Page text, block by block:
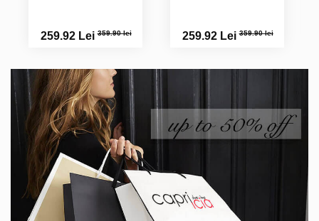
259.92 Lei359.90 lei 259.92 Lei359.90 lei